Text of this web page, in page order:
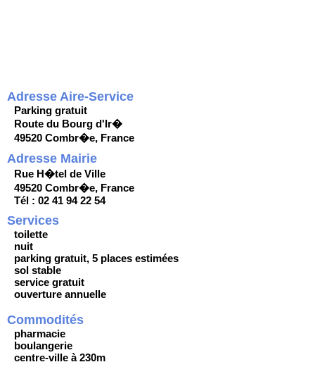
Adresse Aire-Service
Parking gratuit
Route du Bourg d'Ir�
49520 Combr�e, France
Adresse Mairie
Rue H�tel de Ville
49520 Combr�e, France
Tél : 02 41 94 22 54
Services
toilette
nuit
parking gratuit, 5 places estimées
sol stable
service gratuit
ouverture annuelle
Commodités
pharmacie
boulangerie
centre-ville à 230m